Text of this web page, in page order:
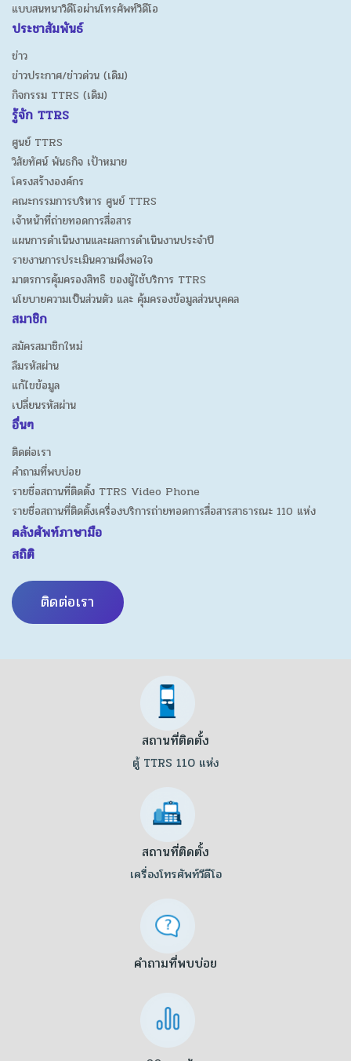
แบบสนทนาวิดีโอผ่านโทรศัพท์วิดีโอ
ประชาสัมพันธ์
ข่าว
ข่าวประกาศ/ข่าวด่วน (เดิม)
กิจกรรม TTRS (เดิม)
รู้จัก TTRS
ศูนย์ TTRS
วิสัยทัศน์ พันธกิจ เป้าหมาย
โครงสร้างองค์กร
คณะกรรมการบริหาร ศูนย์ TTRS
เจ้าหน้าที่ถ่ายทอดการสื่อสาร
แผนการดำเนินงานและผลการดำเนินงานประจำปี
รายงานการประเมินความพึงพอใจ
มาตรการคุ้มครองสิทธิ ของผู้ใช้บริการ TTRS
นโยบายความเป็นส่วนตัว และ คุ้มครองข้อมูลส่วนบุคคล
สมาชิก
สมัครสมาชิกใหม่
ลืมรหัสผ่าน
แก้ไขข้อมูล
เปลี่ยนรหัสผ่าน
อื่นๆ
ติดต่อเรา
คำถามที่พบบ่อย
รายชื่อสถานที่ติดตั้ง TTRS Video Phone
รายชื่อสถานที่ติดตั้งเครื่องบริการถ่ายทอดการสื่อสารสาธารณะ 110 แห่ง
คลังศัพท์ภาษามือ
สถิติ
ติดต่อเรา
สถานที่ติดตั้ง
ตู้ TTRS 110 แห่ง
สถานที่ติดตั้ง
เครื่องโทรศัพท์วีดีโอ
คำถามที่พบบ่อย